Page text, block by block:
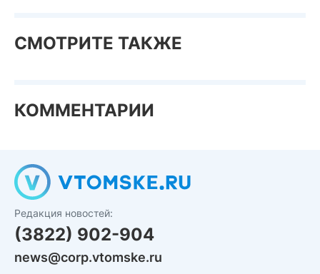
СМОТРИТЕ ТАКЖЕ
КОММЕНТАРИИ
Редакция новостей:
(3822) 902-904
news@corp.vtomske.ru